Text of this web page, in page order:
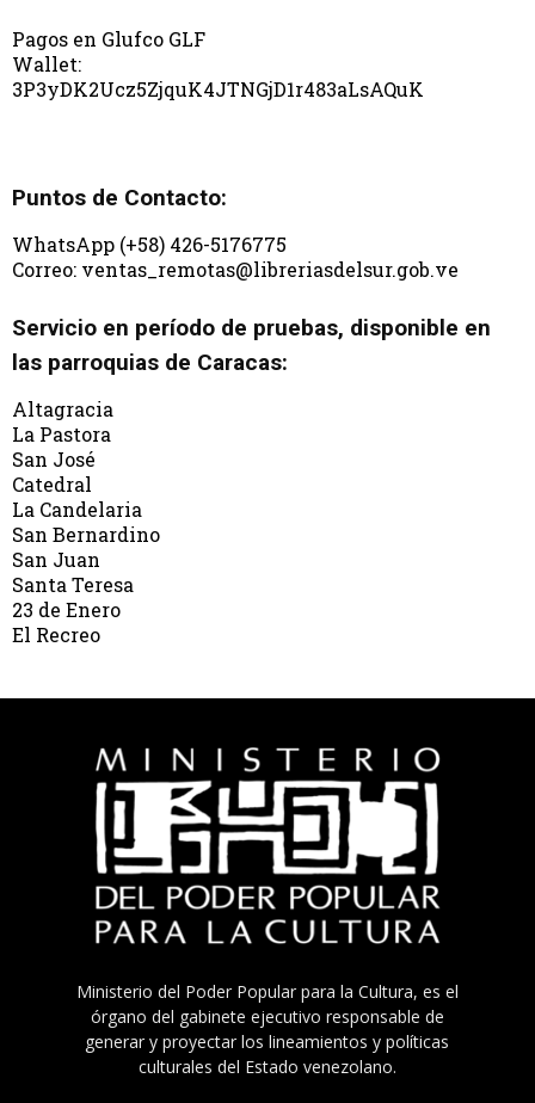
Pagos en Glufco GLF
Wallet:
3P3yDK2Ucz5ZjquK4JTNGjD1r483aLsAQuK
Puntos de Contacto:
WhatsApp (+58) 426-5176775
Correo: ventas_remotas@libreriasdelsur.gob.ve
Servicio en período de pruebas, disponible en
las parroquias de Caracas:
Altagracia
La Pastora
San José
Catedral
La Candelaria
San Bernardino
San Juan
Santa Teresa
23 de Enero
El Recreo
Ministerio del Poder Popular para la Cultura, es el
órgano del gabinete ejecutivo responsable de
generar y proyectar los lineamientos y políticas
culturales del Estado venezolano.